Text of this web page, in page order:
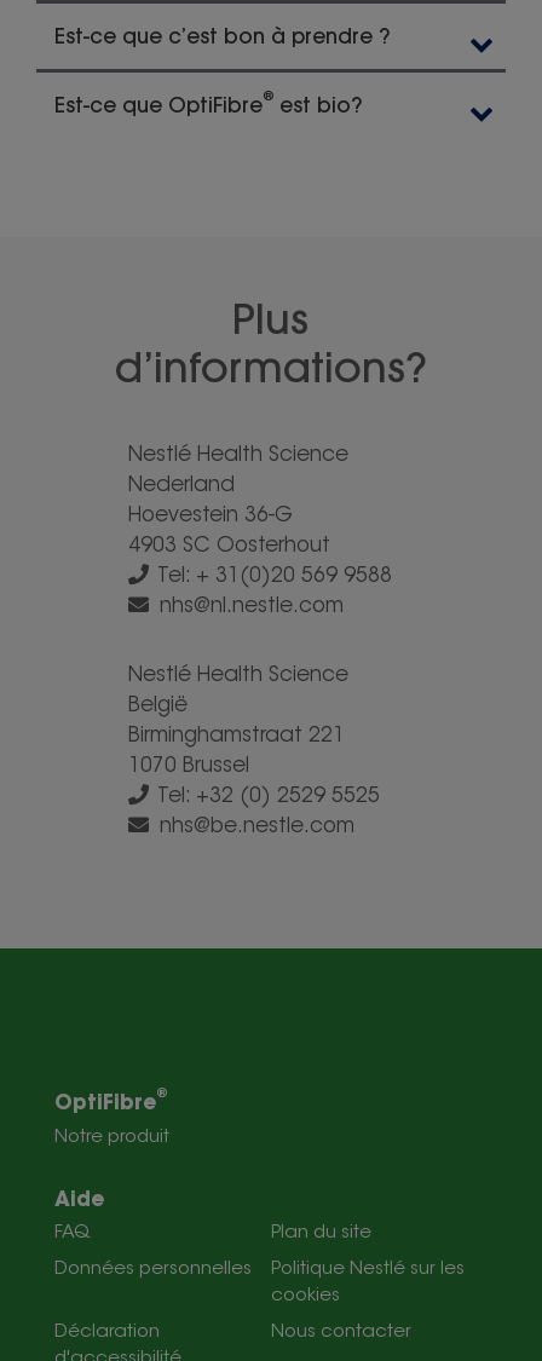
Est-ce que c’est bon à prendre ?
Est-ce que OptiFibre® est bio?
Plus
d’informations?
Nestlé Health Science
Nederland
Hoevestein 36-G
4903 SC Oosterhout
Tel: + 31(0)20 569 9588
nhs@nl.nestle.com
Nestlé Health Science
België
Birminghamstraat 221
1070 Brussel
Tel: +32 (0) 2529 5525
nhs@be.nestle.com
OptiFibre®
Notre produit
Aide
Nous contacter
FAQ
Plan du site
Données personnelles
Politique Nestlé sur les
cookies
Déclaration